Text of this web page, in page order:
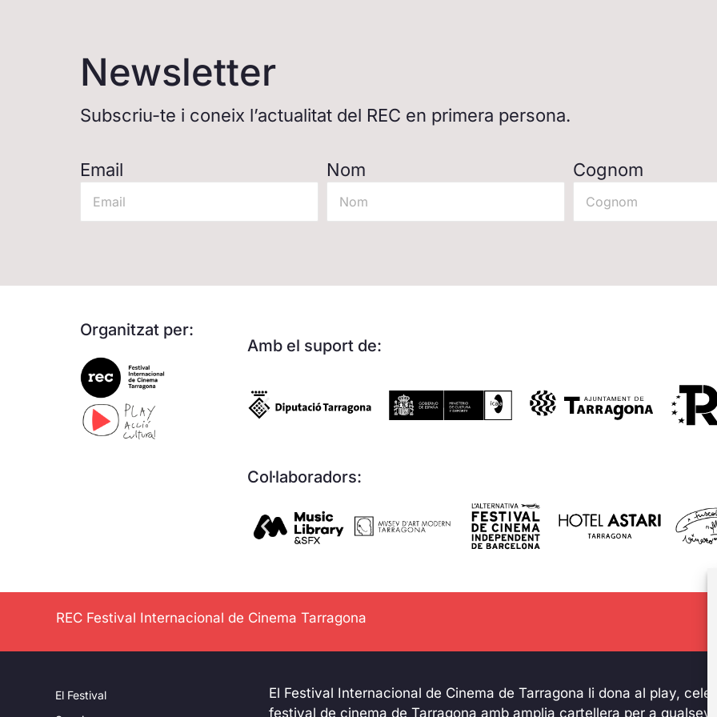
Newsletter
Subscriu-te i coneix l’actualitat del REC en primera persona.
Email Nom
Cognom
Organitzat per:
Amb el suport de:
Col·laboradors:
REC Festival Internacional de Cinema Tarragona
El Festival
El Festival Internacional de Cinema de Tarragona li dona al play,
festival de cinema de Tarragona amb amplia cartellera per a